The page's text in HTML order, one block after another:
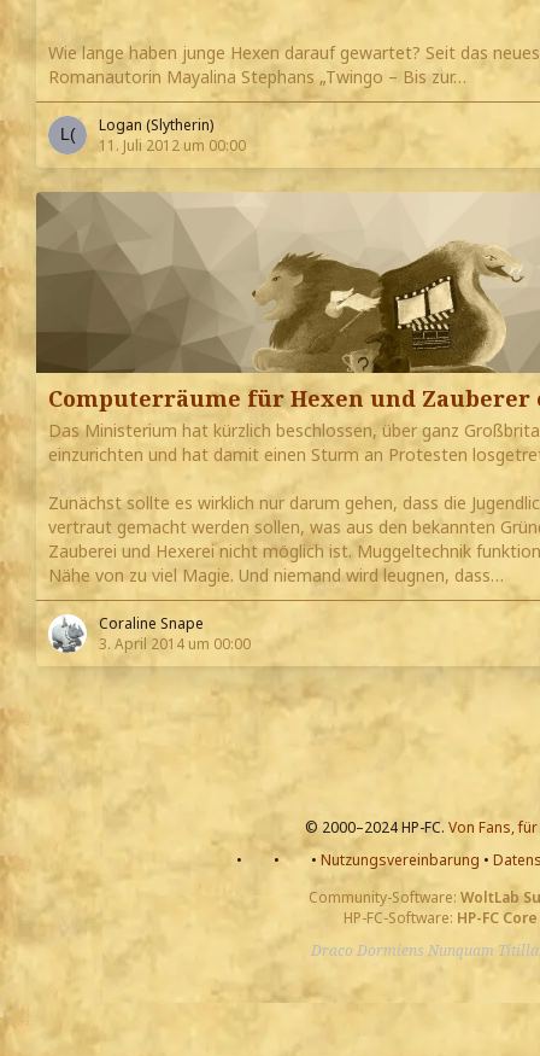
Wie lange haben junge Hexen darauf gewartet? Seit das
Romanautorin Mayalina Stephans „Twingo – Bis zur…
Logan (Slytherin)
11. Juli 2012 um 00:00
Computerräume für Hexen und
Das Ministerium hat kürzlich beschlossen, über ganz
einzurichten und hat damit einen Sturm an Protesten
Zunächst sollte es wirklich nur darum gehen, dass die
vertraut gemacht werden sollen, was aus den bekannten
Zauberei und Hexerei nicht möglich ist. Muggeltechnik
Nähe von zu viel Magie. Und niemand wird leugnen, dass…
Coraline Snape
3. April 2014 um 00:00
© 2000–2024 HP-FC. Von Fans,
•
• • Nutzungsvereinbarung •
Community-Software: WoltLab
HP-FC-Software: HP-FC Core
Draco Dormiens Nunquam